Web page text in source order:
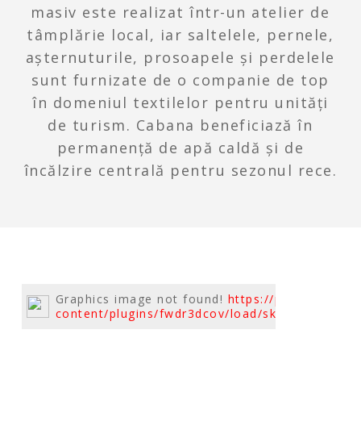
masiv este realizat într-un atelier de
tâmplărie local, iar saltelele, pernele,
așternuturile, prosoapele și perdelele
sunt furnizate de o companie de top
în domeniul textilelor pentru unități
de turism. Cabana beneficiază în
permanență de apă caldă și de
încălzire centrală pentru sezonul rece.
Graphics image not found! https://
content/plugins/fwdr3dcov/load/